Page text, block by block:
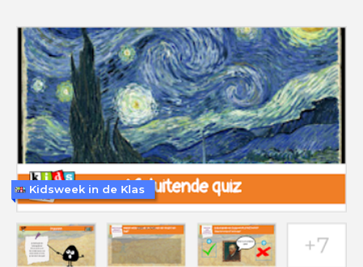
Kidsweek in de Klas